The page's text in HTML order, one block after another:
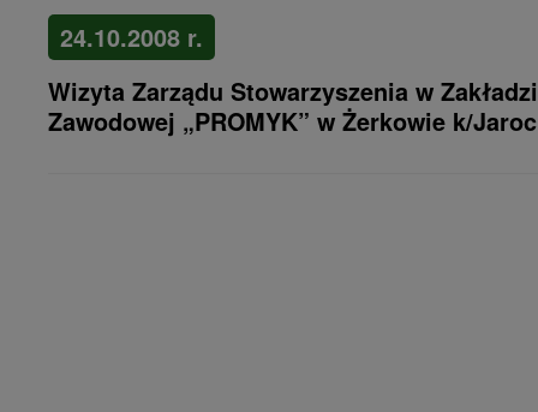
24.10.2008 r.
Wizyta Zarządu Stowarzyszenia w
Zawodowej „PROMYK” w Żerkowie k/